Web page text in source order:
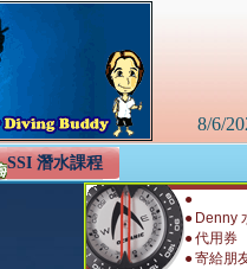
8/6/
SSI 潛水課程
●
● Denny
●代用券
●寄給朋